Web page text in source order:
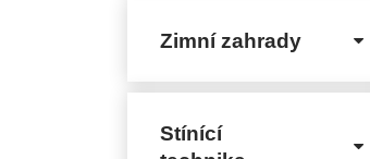
Zimní zahrady
Stínící